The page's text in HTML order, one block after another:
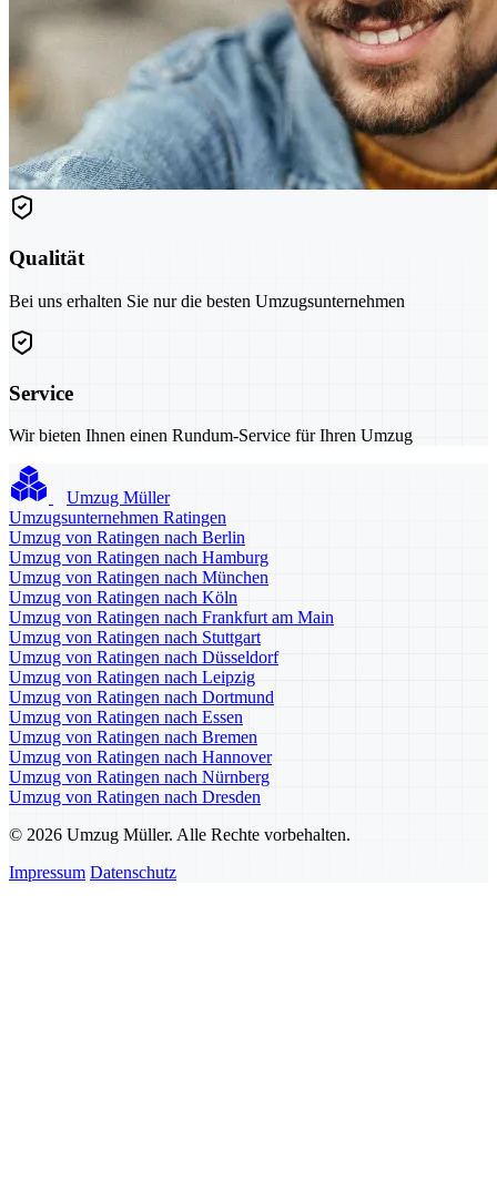
Qualität
Bei uns erhalten Sie nur die besten Umzugsunternehmen
Service
Wir bieten Ihnen einen Rundum-Service für Ihren Umzug
Umzug Müller
Umzugsunternehmen Ratingen
Umzug von Ratingen nach Berlin
Umzug von Ratingen nach Hamburg
Umzug von Ratingen nach München
Umzug von Ratingen nach Köln
Umzug von Ratingen nach Frankfurt am Main
Umzug von Ratingen nach Stuttgart
Umzug von Ratingen nach Düsseldorf
Umzug von Ratingen nach Leipzig
Umzug von Ratingen nach Dortmund
Umzug von Ratingen nach Essen
Umzug von Ratingen nach Bremen
Umzug von Ratingen nach Hannover
Umzug von Ratingen nach Nürnberg
Umzug von Ratingen nach Dresden
© 2026 Umzug Müller. Alle Rechte vorbehalten.
Impressum Datenschutz